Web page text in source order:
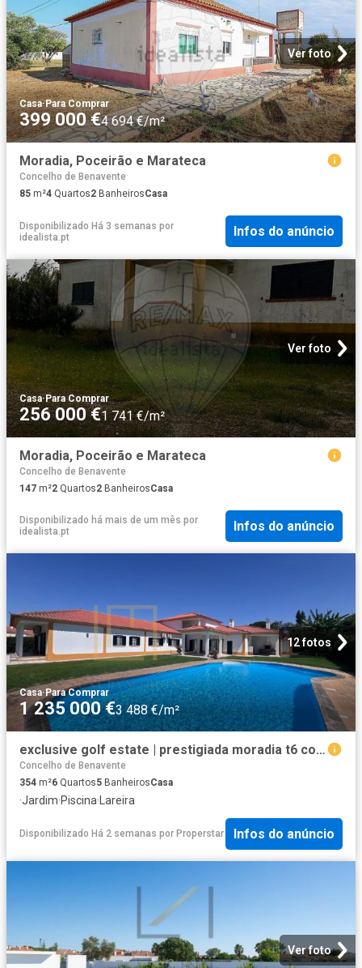
Ver foto
Casa·Para Comprar
399 000 €4 694 €/m²
Moradia, Poceirão e Marateca
Concelho de Benavente
85 m²4 Quartos2 BanheirosCasa
Disponibilizado Há 3 semanas por
idealista.pt
Infos do anúncio
Ver foto
Casa·Para Comprar
256 000 €1 741 €/m²
Moradia, Poceirão e Marateca
Concelho de Benavente
147 m²2 Quartos2 BanheirosCasa
Disponibilizado há mais de um mês por
idealista.pt
Infos do anúncio
12 fotos
Casa·Para Comprar
1 235 000 €3 488 €/m²
exclusive golf estate | prestigiada moradia t6 com piscina privada no golf resort do montado
Concelho de Benavente
354 m²6 Quartos5 BanheirosCasa
·Jardim·Piscina· Lareira
Disponibilizado Há 2 semanas por Properstar Infos do anúncio
Ver foto